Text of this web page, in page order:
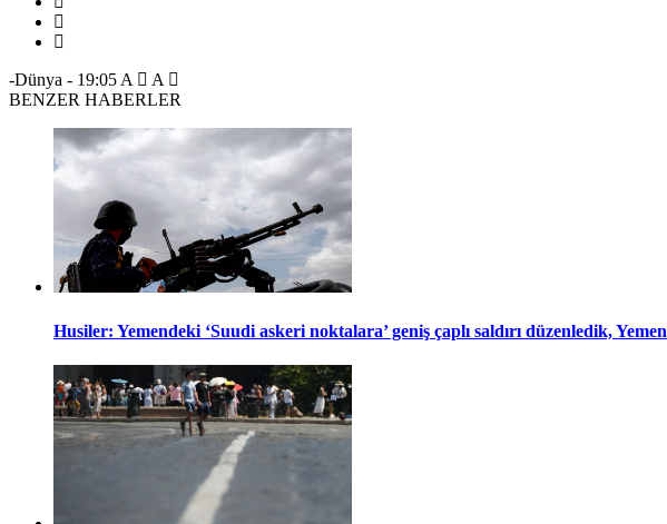
-Dünya - 19:05 A
A
BENZER HABERLER
Husiler: Yemendeki ‘Suudi askeri noktalara’ geniş çaplı saldırı düzenledik,